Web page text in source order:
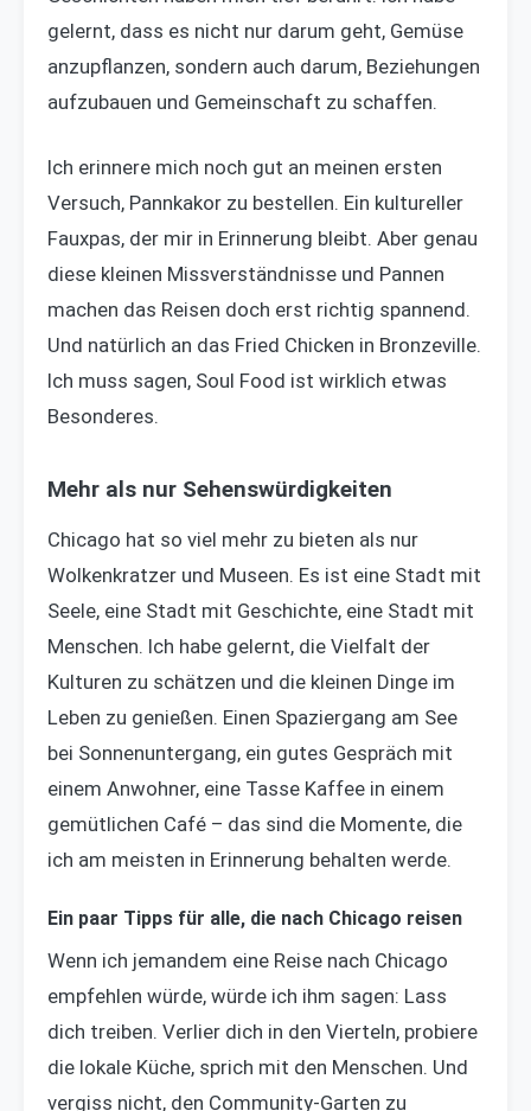
gelernt, dass es nicht nur darum geht, Gemüse
anzupflanzen, sondern auch darum, Beziehungen
aufzubauen und Gemeinschaft zu schaffen.
Ich erinnere mich noch gut an meinen ersten
Versuch, Pannkakor zu bestellen. Ein kultureller
Fauxpas, der mir in Erinnerung bleibt. Aber genau
diese kleinen Missverständnisse und Pannen
machen das Reisen doch erst richtig spannend.
Und natürlich an das Fried Chicken in Bronzeville.
Ich muss sagen, Soul Food ist wirklich etwas
Besonderes.
Mehr als nur Sehenswürdigkeiten
Chicago hat so viel mehr zu bieten als nur
Wolkenkratzer und Museen. Es ist eine Stadt mit
Seele, eine Stadt mit Geschichte, eine Stadt mit
Menschen. Ich habe gelernt, die Vielfalt der
Kulturen zu schätzen und die kleinen Dinge im
Leben zu genießen. Einen Spaziergang am See
bei Sonnenuntergang, ein gutes Gespräch mit
einem Anwohner, eine Tasse Kaffee in einem
gemütlichen Café – das sind die Momente, die
ich am meisten in Erinnerung behalten werde.
Ein paar Tipps für alle, die nach Chicago reisen
Wenn ich jemandem eine Reise nach Chicago
empfehlen würde, würde ich ihm sagen: Lass
dich treiben. Verlier dich in den Vierteln, probiere
die lokale Küche, sprich mit den Menschen. Und
vergiss nicht, den Community-Garten zu